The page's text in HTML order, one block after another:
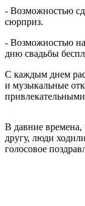
- Возможностью
сюрприз.
- Возможностью
дню свадьбы
С каждым днем
и музыкальные
В давние
другу, люди
голосовое